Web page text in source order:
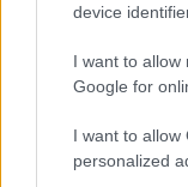
device
I want to allow
Google for
I want to allow
personalized